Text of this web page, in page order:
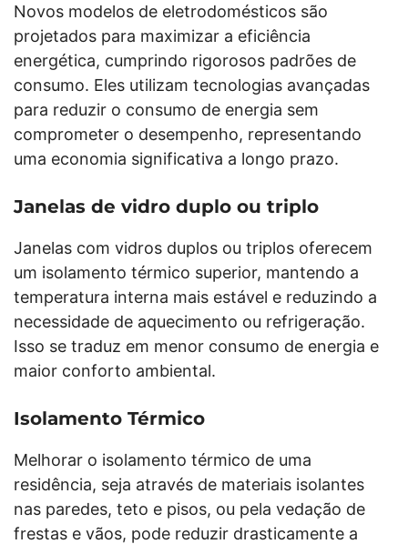
Novos modelos de eletrodomésticos são
projetados para maximizar a eficiência
energética, cumprindo rigorosos padrões de
consumo. Eles utilizam tecnologias avançadas
para reduzir o consumo de energia sem
comprometer o desempenho, representando
uma economia significativa a longo prazo.
Janelas de vidro duplo ou triplo
Janelas com vidros duplos ou triplos oferecem
um isolamento térmico superior, mantendo a
temperatura interna mais estável e reduzindo a
necessidade de aquecimento ou refrigeração.
Isso se traduz em menor consumo de energia e
maior conforto ambiental.
Isolamento Térmico
Melhorar o isolamento térmico de uma
residência, seja através de materiais isolantes
nas paredes, teto e pisos, ou pela vedação de
frestas e vãos, pode reduzir drasticamente a